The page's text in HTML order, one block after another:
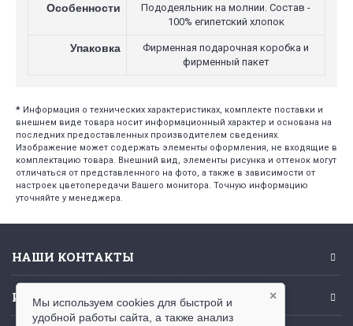
Особенности
Пододеяльник на молнии. Состав -
100% египетский хлопок
Упаковка
Фирменная подарочная коробка и
фирменный пакет
* Информация о технических характеристиках, комплекте поставки и
внешнем виде товара носит информационный характер и основана на
последних предоставленных производителем сведениях.
Изображение может содержать элементы оформления, не входящие в
комплектацию товара. Внешний вид, элементы рисунка и оттенок могут
отличаться от представленного на фото, а также в зависимости от
настроек цветопередачи Вашего монитора. Точную информацию
уточняйте у менеджера.
НАШИ КОНТАКТЫ
ИНФОРМАЦИЯ ×
Мы используем cookies для быстрой и
удобной работы сайта, а также анализ